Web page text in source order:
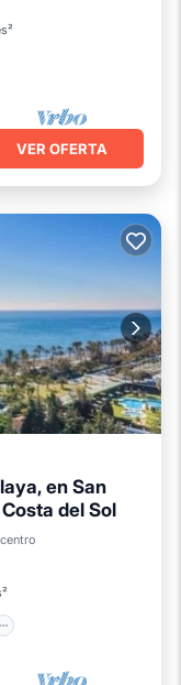
VER OFERTA
en San
del Sol